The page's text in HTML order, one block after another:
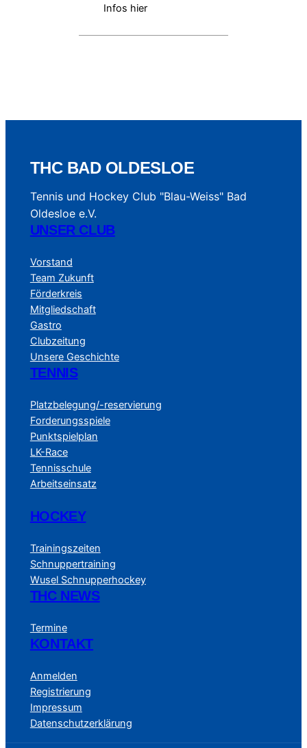
Infos hier
THC BAD OLDESLOE
Tennis und Hockey Club "Blau-Weiss" Bad
Oldesloe e.V.
UNSER CLUB
Vorstand
Team Zukunft
Förderkreis
Mitgliedschaft
Gastro
Clubzeitung
Unsere Geschichte
TENNIS
Platzbelegung/-reservierung
Forderungsspiele
Punktspielplan
LK-Race
Tennisschule
Arbeitseinsatz
HOCKEY
Trainingszeiten
Schnuppertraining
Wusel Schnupperhockey
THC NEWS
Termine
KONTAKT
Anmelden
Registrierung
Impressum
Datenschutzerklärung